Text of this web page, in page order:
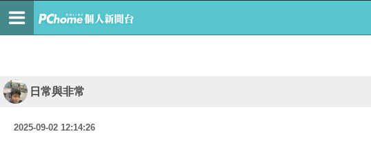
日常與非常
2025-09-02 12:14:26